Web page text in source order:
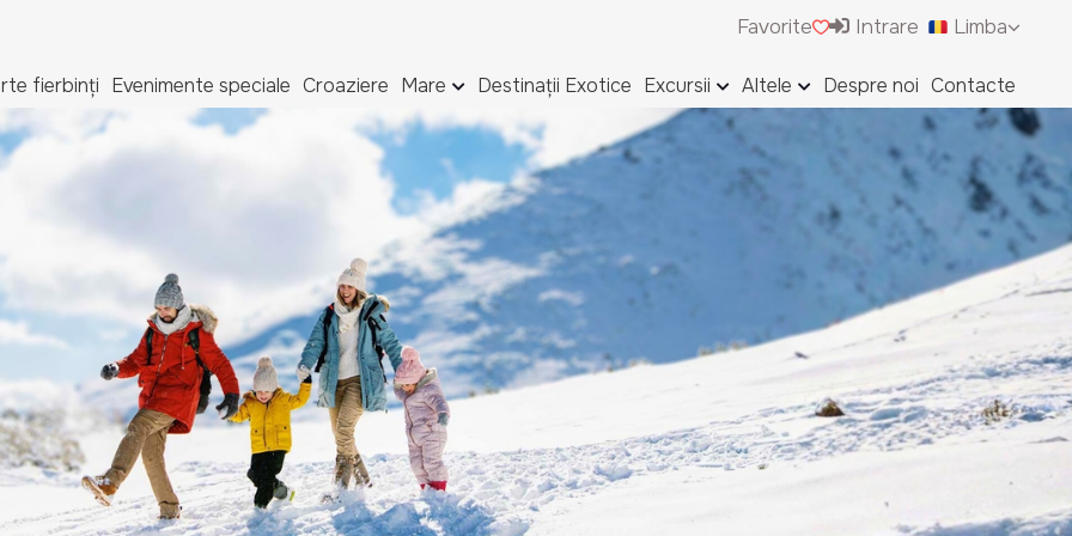
Favorite Intrare Limba
fierbinți Evenimente speciale Croaziere Mare Destinații Exotice Excursii Altele Despre noi Contacte